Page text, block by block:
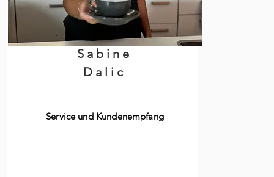
Sabine
Dalic
Service und Kundenempfang